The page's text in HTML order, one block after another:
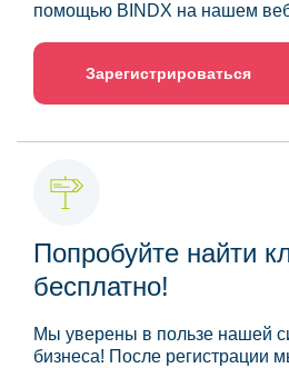
помощью BINDX на нашем
Зарегистрироваться
Попробуйте найти
бесплатно!
Мы уверены в пользе нашей
бизнеса! После регистрации